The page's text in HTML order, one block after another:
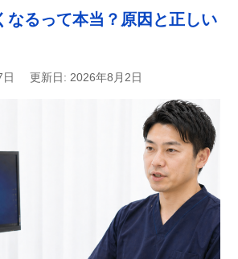
なるって本当？原因と正しい
更新日: 2026年8月2日